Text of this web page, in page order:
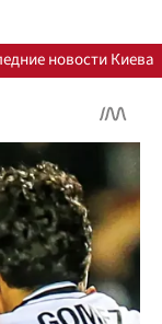
новости Киева